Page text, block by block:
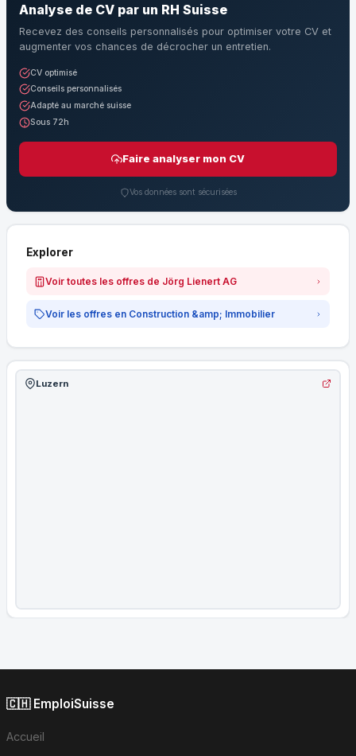
Analyse de CV par un RH Suisse
Recevez des conseils personnalisés pour optimiser votre CV et
augmenter vos chances de décrocher un entretien.
CV optimisé
Conseils personnalisés
Adapté au marché suisse
Sous 72h
Faire analyser mon CV
Vos données sont sécurisées
Explorer
Voir toutes les offres de Jörg Lienert AG
Voir les offres en Construction &amp; Immobilier
Luzern
🇨🇭 EmploiSuisse
Accueil